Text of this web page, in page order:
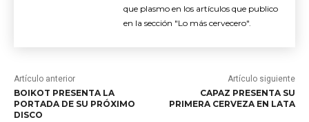
que plasmo en los artículos que publico
en la sección "Lo más cervecero".
Artículo anterior
BOIKOT PRESENTA LA
PORTADA DE SU PRÓXIMO
DISCO
Artículo siguiente
CAPAZ PRESENTA SU
PRIMERA CERVEZA EN LATA